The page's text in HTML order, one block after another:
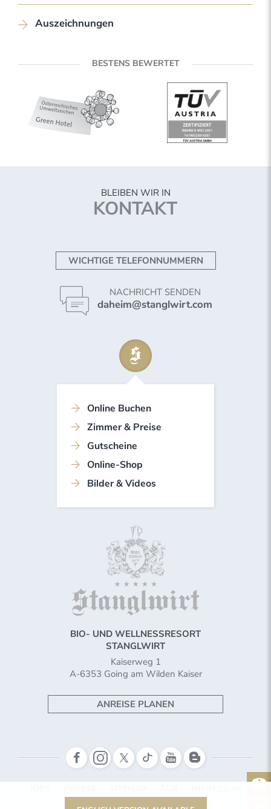
Auszeichnungen
BESTENS BEWERTET
BLEIBEN WIR IN
KONTAKT
WICHTIGE TELEFONNUMMERN
NACHRICHT SENDEN
daheim@stanglwirt.com
Online Buchen
Zimmer & Preise
Gutscheine
Online-Shop
Bilder & Videos
BIO- UND WELLNESSRESORT
STANGLWIRT
Kaiserweg 1
A-6353 Going am Wilden Kaiser
ANREISE PLANEN
COOKIES & DATENSCHUTZ